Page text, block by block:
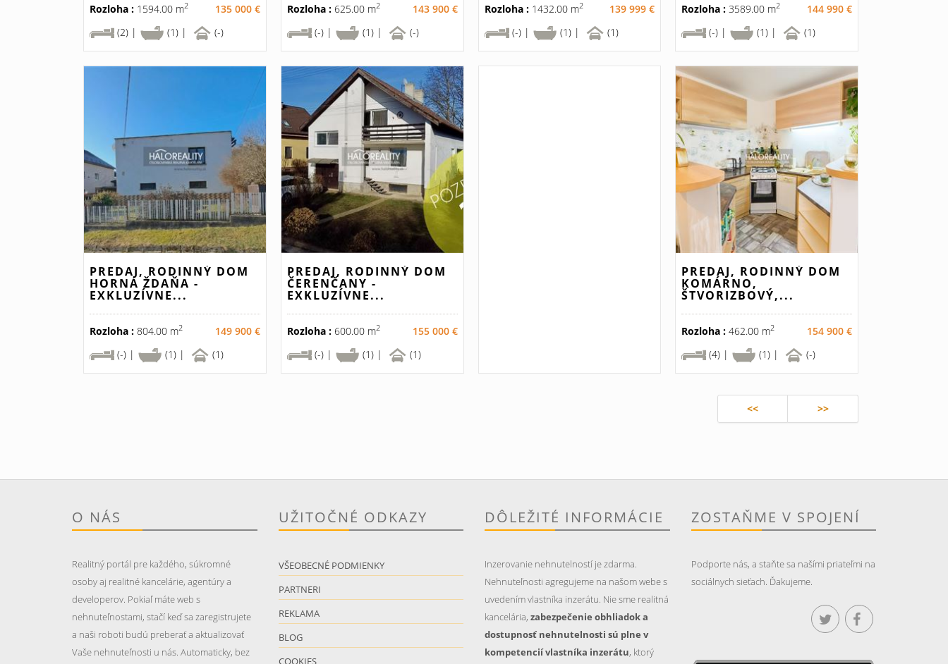
Rozloha : 1594.00 m2
135 000 €
(2) |
(1) | (-)
Rozloha :625.00 m2
143 900 €
(-) |
(1) | (-)
Rozloha :1432.00 m2
139 999 €
(-) |
(1) | (1)
Rozloha : 3589.00 m2
144 990 €
(-) |
(1) | (1)
PREDAJ, RODINNÝ DOM
HORNÁ ŽDAŇA -
EXKLUZÍVNE...
Rozloha : 804.00 m2
149 900 €
(-) |
(1) | (1)
PREDAJ, RODINNÝ DOM
ČERENČANY -
EXKLUZÍVNE...
Rozloha :600.00 m2
155 000 €
(-) |
(1) | (1)
PREDAJ, RODINNÝ DOM
KOMÁRNO,
ŠTVORIZBOVÝ,...
Rozloha : 462.00 m2
154 900 €
(4) |
(1) | (-)
<< >>
O NÁS
Realitný portál pre každého, súkromné
osoby aj realitné kancelárie, agentúry a
developerov. Pokiaľ máte web s
nehnuteľnostami, stačí keď sa zaregistrujete
a naši roboti budú preberať a aktualizovať
Vaše nehnuteľnosti u nás. Automaticky, bez
UŽITOČNÉ ODKAZY
VŠEOBECNÉ PODMIENKY
PARTNERI
REKLAMA
BLOG
COOKIES
DÔLEŽITÉ INFORMÁCIE
Inzerovanie nehnutelností je zdarma.
Nehnuteľnosti agregujeme na našom webe s
uvedením vlastníka inzerátu. Nie sme realitná
kancelária, zabezpečenie obhliadok a
dostupnosť nehnutelnosti sú plne v
kompetencií vlastníka inzerátu, ktorý
ZOSTAŇME V SPOJENÍ
Podporte nás, a staňte sa našími priateľmi na
sociálnych sieťach. Ďakujeme.